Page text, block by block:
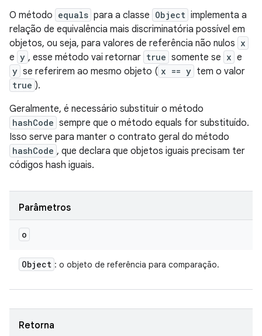
O método equals para a classe Object implementa a
relação de equivalência mais discriminatória possível em
objetos, ou seja, para valores de referência não nulos x
e y , esse método vai retornar true somente se x e
y se referirem ao mesmo objeto ( x == y tem o valor
true ).
Geralmente, é necessário substituir o método
hashCode sempre que o método equals for substituído.
Isso serve para manter o contrato geral do método
hashCode , que declara que objetos iguais precisam ter
códigos hash iguais.
Parâmetros
o
Object : o objeto de referência para comparação.
Retorna